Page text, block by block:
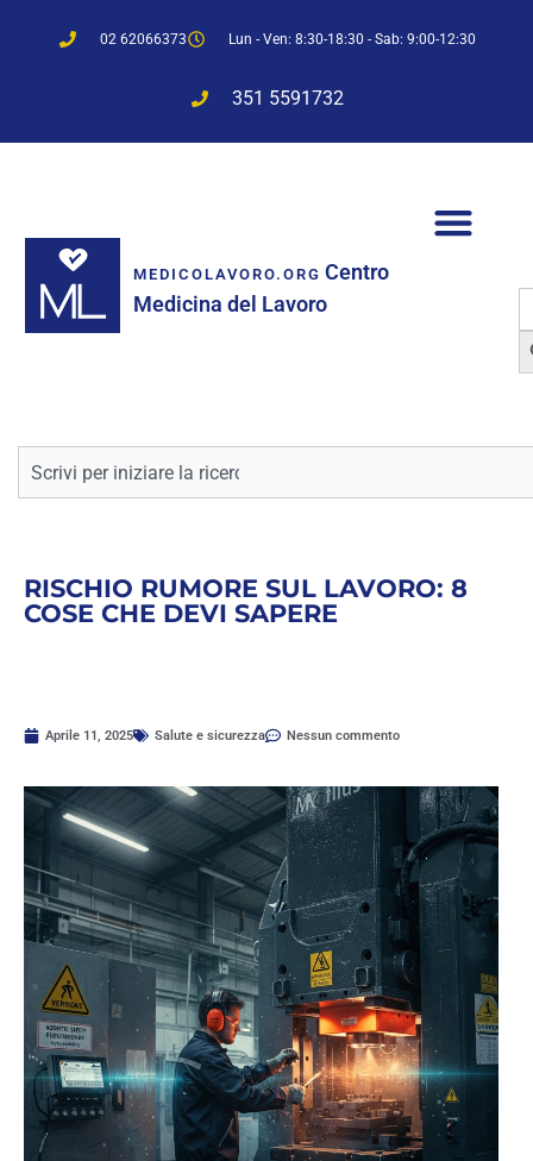
02 62066373 Lun - Ven: 8:30-18:30 - Sab: 9:00-12:30
351 5591732
MEDICOLAVORO.ORG Centro
Medicina del Lavoro
Cerca
RISCHIO RUMORE SUL LAVORO: 8
COSE CHE DEVI SAPERE
Aprile 11, 2025 Salute e sicurezza Nessun commento